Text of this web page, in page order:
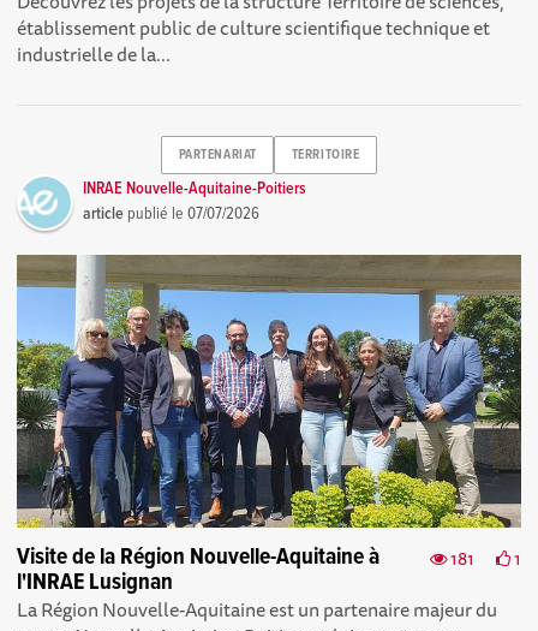
établissement public de culture scientifique technique et
industrielle de la...
PARTENARIAT TERRITOIRE
INRAE Nouvelle-Aquitaine-Poitiers
article publié le07/07/2026
181 1
Visite de la Région Nouvelle-Aquitaine à
l'INRAE Lusignan
La Région Nouvelle-Aquitaine est un partenaire majeur du